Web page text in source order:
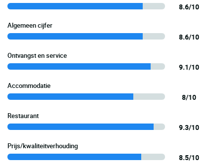
8.6/10
Algemeen cijfer
8.6/10
Ontvangst en service
9.1/10
Accommodatie
8/10
Restaurant
9.3/10
Prijs/kwaliteitverhouding
8.5/10